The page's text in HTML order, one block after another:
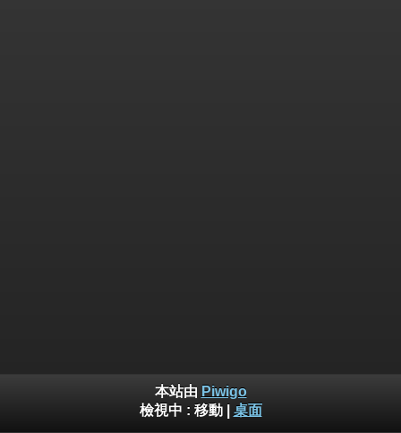
本站由 Piwigo
檢視中 : 移動| 桌面